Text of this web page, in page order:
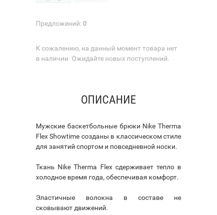
Предложений:0
К сожалению, на данный момент товара нет
в наличии. Ожидайте новых поступлений.
ОПИСАНИЕ
Мужские баскетбольные брюки Nike Therma
Flex Showtime созданы в классическом стиле
для занятий спортом и повседневной носки.
Ткань Nike Therma Flex сдерживает тепло в
холодное время года, обеспечивая комфорт.
Эластичные волокна в составе не
сковывают движений.